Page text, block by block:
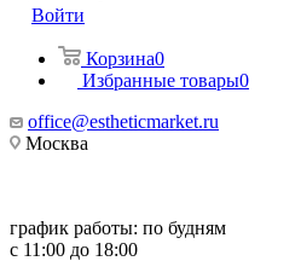
Войти
Корзина0
Избранные товары0
office@estheticmarket.ru
Москва
график работы: по будням
с 11:00 до 18:00